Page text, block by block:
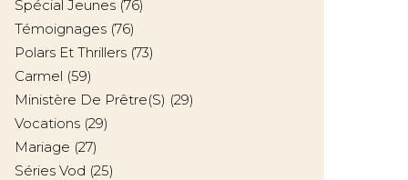
Spécial Jeunes (76)
Témoignages (76)
Polars Et Thrillers (73)
Carmel (59)
Ministère De Prêtre(s) (29)
Vocations (29)
Mariage (27)
Séries Vod (25)